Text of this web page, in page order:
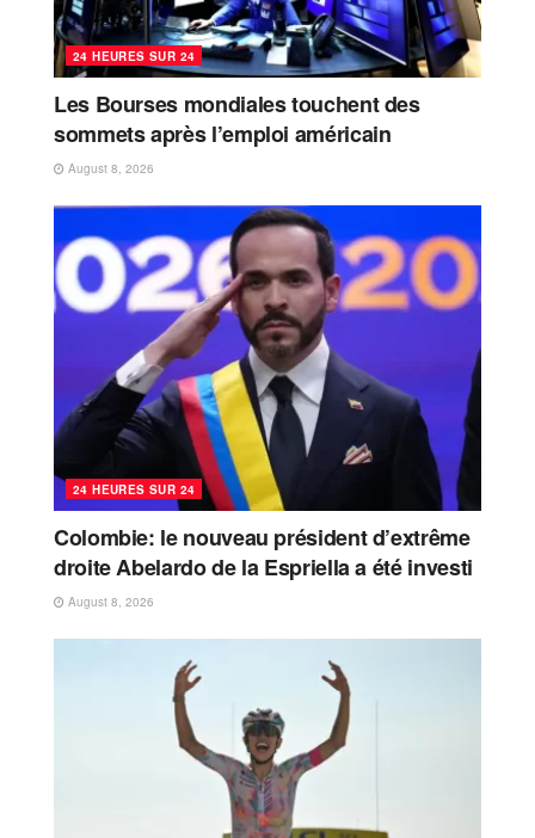
24 HEURES SUR 24
Les Bourses mondiales touchent des
sommets après l’emploi américain
August 8, 2026
24 HEURES SUR 24
Colombie: le nouveau président d’extrême
droite Abelardo de la Espriella a été investi
August 8, 2026